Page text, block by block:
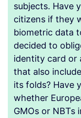
subjects. Have
citizens if they
biometric data
decided to
identity card or
that also
its folds? Have
whether
GMOs or NBTs